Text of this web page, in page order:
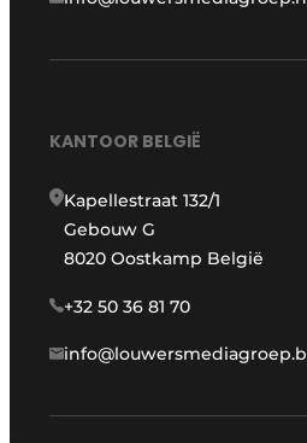
KANTOOR BELGIË
Kapellestraat 132/1
Gebouw G
8020 Oostkamp België
+32 50 36 81 70